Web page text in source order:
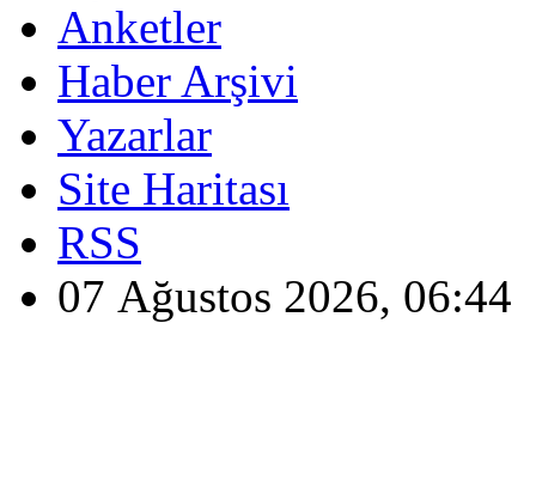
Anketler
Haber Arşivi
Yazarlar
Site Haritası
RSS
07 Ağustos 2026, 06:44